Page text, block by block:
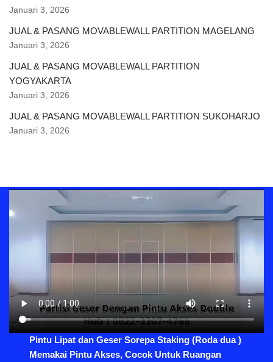
Januari 3, 2026
JUAL & PASANG MOVABLEWALL PARTITION MAGELANG
Januari 3, 2026
JUAL & PASANG MOVABLEWALL PARTITION
YOGYAKARTA
Januari 3, 2026
JUAL & PASANG MOVABLEWALL PARTITION SUKOHARJO
Januari 3, 2026
Pintu Lipat dan Geser Sorepa Staking (Roda dua )
Memakai Pintu Akses, Cocok Untuk Ruangan